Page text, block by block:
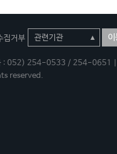
집거부 이
화 : 052) 254-0533 / 254-
reserved.